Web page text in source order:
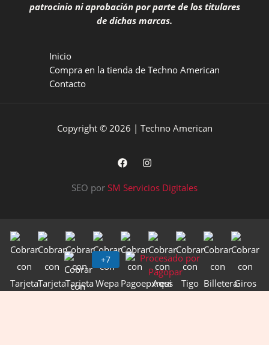
patrocinio ni aprobación por parte de los titulares
de dichas marcas.
Inicio
Compra en la tienda de Techno American
Contacto
Copyright © 2026 | Techno American
SEO por SM Servicios Digitales